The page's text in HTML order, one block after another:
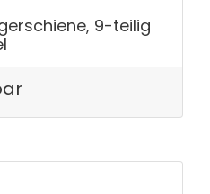
9-teilig